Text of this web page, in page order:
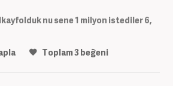
nu sene 1 milyon istediler 6,
Toplam3beğeni